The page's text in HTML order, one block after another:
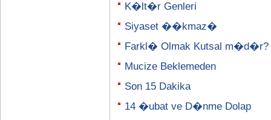
K�lt�r Genleri
Siyaset ��kmaz�
Farkl� Olmak Kutsal m�d�r?
Mucize Beklemeden
Son 15 Dakika
14 �ubat ve D�nme Dolap